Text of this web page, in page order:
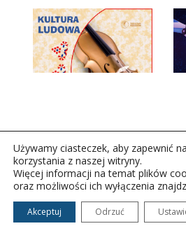
Copyright © 2026Polskie Radio
Wszelkie prawa zastrzeżone.
Używamy ciasteczek, aby zapewnić
korzystania z naszej witryny.
Więcej informacji na temat plików
oraz możliwości ich wyłączenia
Akceptuj Odrzuć